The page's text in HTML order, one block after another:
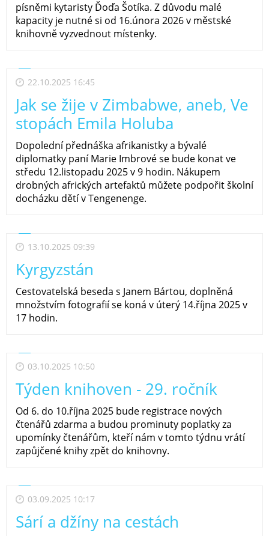
písněmi kytaristy Ďoďa Šotíka. Z důvodu malé
kapacity je nutné si od 16.února 2026 v městské
knihovně vyzvednout místenky.
22.10.2025 16:45
Jak se žije v Zimbabwe, aneb, Ve
stopách Emila Holuba
Dopolední přednáška afrikanistky a bývalé
diplomatky paní Marie Imbrové se bude konat ve
středu 12.listopadu 2025 v 9 hodin. Nákupem
drobných afrických artefaktů můžete podpořit školní
docházku dětí v Tengenenge.
13.10.2025 09:39
Kyrgyzstán
Cestovatelská beseda s Janem Bártou, doplněná
množstvím fotografií se koná v úterý 14.října 2025 v
17 hodin.
03.10.2025 10:50
Týden knihoven - 29. ročník
Od 6. do 10.října 2025 bude registrace nových
čtenářů zdarma a budou prominuty poplatky za
upomínky čtenářům, kteří nám v tomto týdnu vrátí
zapůjčené knihy zpět do knihovny.
03.09.2025 10:17
Sárí a džíny na cestách